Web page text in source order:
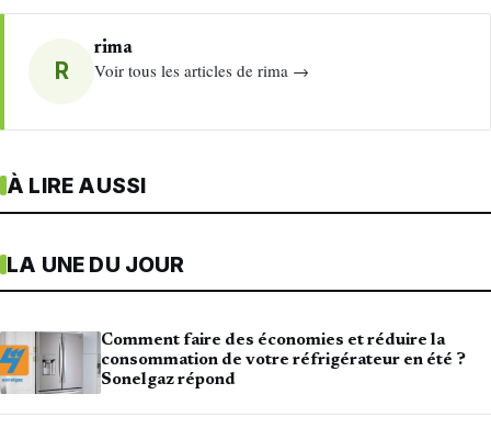
R
rima
Voir tous les articles de rima →
À LIRE AUSSI
LA UNE DU JOUR
Comment faire des économies et réduire la
consommation de votre réfrigérateur en été ?
Sonelgaz répond